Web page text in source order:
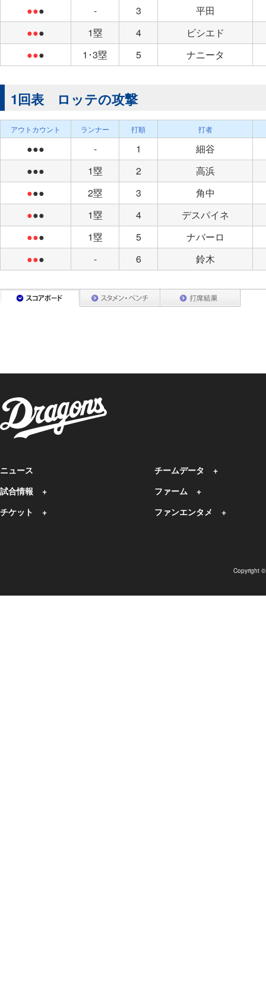
●●● - 3
平田
●●● 1塁 4
ビシエド
●●● 1･3塁 5 ナニータ
1回表 ロッテの攻撃
アウトカウント ランナー 打順 打者
●●● - 1
細谷
●●●
1塁 2
高浜
●●● 2塁 3
角中
●●● 1塁 4
デスパイネ
●●● 1塁 5
ナバーロ
●●● - 6 鈴木
ニュース
試合情報
チケット
チームデータ
ファーム
ファンエンタメ
Copyright